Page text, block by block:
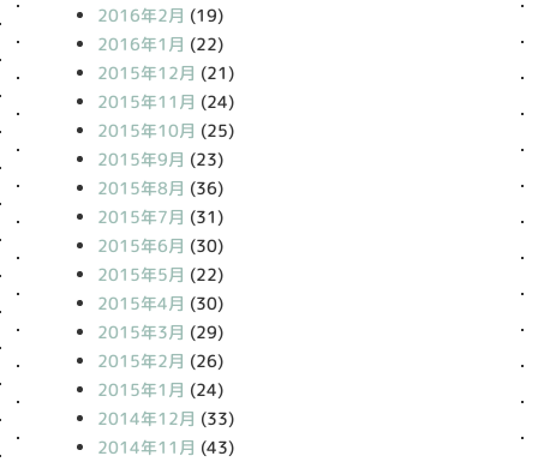
2016年2月 (19)
2016年1月 (22)
2015年12月 (21)
2015年11月 (24)
2015年10月 (25)
2015年9月 (23)
2015年8月 (36)
2015年7月 (31)
2015年6月 (30)
2015年5月 (22)
2015年4月 (30)
2015年3月 (29)
2015年2月 (26)
2015年1月 (24)
2014年12月 (33)
2014年11月 (43)